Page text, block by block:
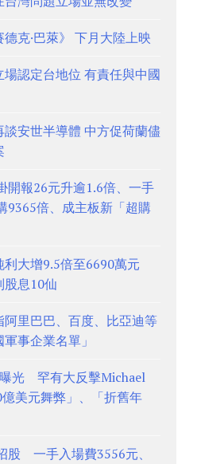
克·巴萊》 下月大陸上映
認定台地位 有責任與中國
談安世半導體 中方促荷蘭儘
開報26元升逾1.6倍、一手
倍、成主板新「超購
利大增9.5倍至6690萬元
股息10仙
阿里巴巴、百度、比亞迪等
事企業名單」
光 罕有大反擊Michael
美元舞弊」、「折舊年
股 一手入場費3556元、